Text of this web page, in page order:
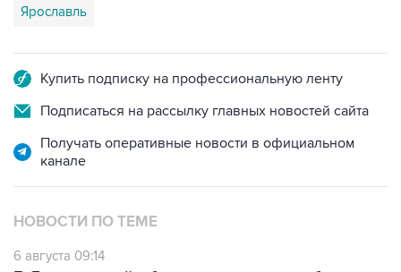
Ярославль
Купить подписку на профессиональную ленту
Подписаться на рассылку главных новостей сайта
Получать оперативные новости в официальном
канале
НОВОСТИ ПО ТЕМЕ
6 августа 09:14